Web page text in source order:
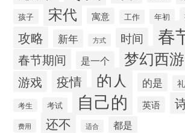
孩子 宋代 寓意 工作 年初
攻略 新年 方式 时间 春
春节期间 是一个 梦幻西游
游戏 疫情 的人 的是
考生 考试 自己的 英语
费用 还不 适合 都是